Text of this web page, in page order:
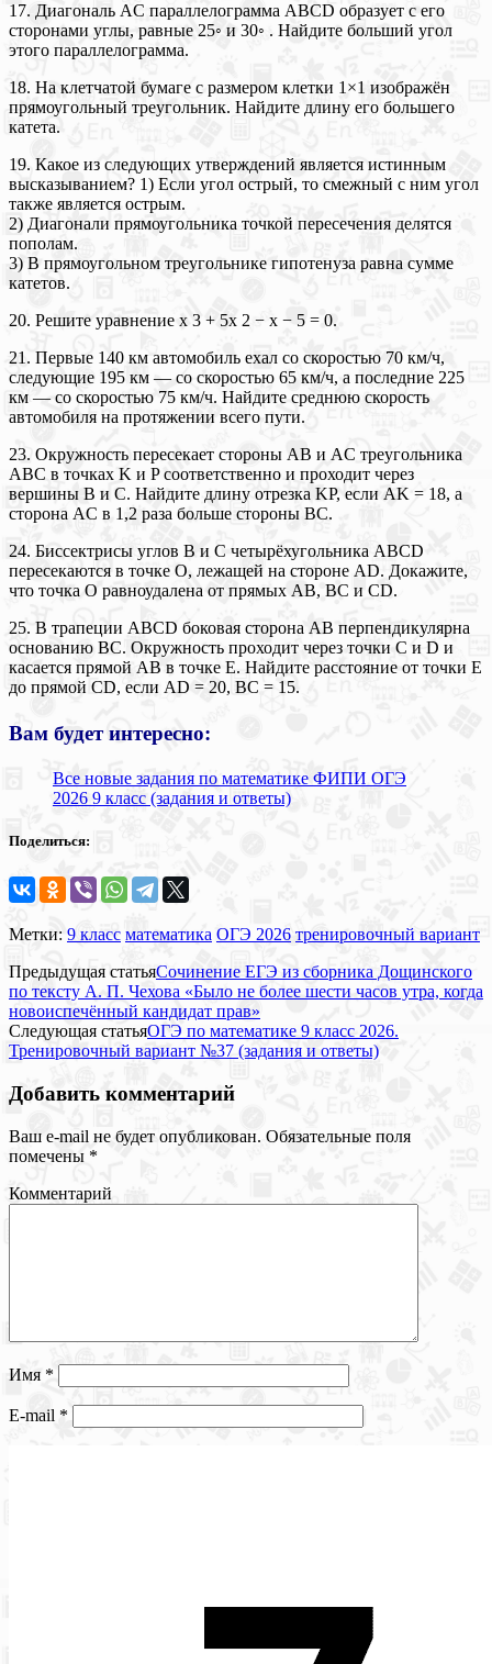
17. Диагональ AC параллелограмма ABCD образует с его
сторонами углы, равные 25◦ и 30◦ . Найдите больший угол
этого параллелограмма.
18. На клетчатой бумаге с размером клетки 1×1 изображён
прямоугольный треугольник. Найдите длину его большего
катета.
19. Какое из следующих утверждений является истинным
высказыванием? 1) Если угол острый, то смежный с ним угол
также является острым.
2) Диагонали прямоугольника точкой пересечения делятся
пополам.
3) В прямоугольном треугольнике гипотенуза равна сумме
катетов.
20. Решите уравнение x 3 + 5x 2 − x − 5 = 0.
21. Первые 140 км автомобиль ехал со скоростью 70 км/ч,
следующие 195 км — со скоростью 65 км/ч, а последние 225
км — со скоростью 75 км/ч. Найдите среднюю скорость
автомобиля на протяжении всего пути.
23. Окружность пересекает стороны AB и AC треугольника
ABC в точках K и P соответственно и проходит через
вершины B и C. Найдите длину отрезка KP, если AK = 18, а
сторона AC в 1,2 раза больше стороны BC.
24. Биссектрисы углов B и C четырёхугольника ABCD
пересекаются в точке O, лежащей на стороне AD. Докажите,
что точка O равноудалена от прямых AB, BC и CD.
25. В трапеции ABCD боковая сторона AB перпендикулярна
основанию BC. Окружность проходит через точки C и D и
касается прямой AB в точке E. Найдите расстояние от точки E
до прямой CD, если AD = 20, BC = 15.
Вам будет интересно:
Все новые задания по математике ФИПИ ОГЭ
2026 9 класс (задания и ответы)
Поделиться:
Метки: 9 класс математика ОГЭ 2026 тренировочный вариант
Предыдущая статьяСочинение ЕГЭ из сборника Дощинского
по тексту А. П. Чехова «Было не более шести часов утра, когда
новоиспечённый кандидат прав»
Следующая статьяОГЭ по математике 9 класс 2026.
Тренировочный вариант №37 (задания и ответы)
Добавить комментарий
Ваш e-mail не будет опубликован. Обязательные поля
помечены *
Комментарий
Имя *
E-mail *